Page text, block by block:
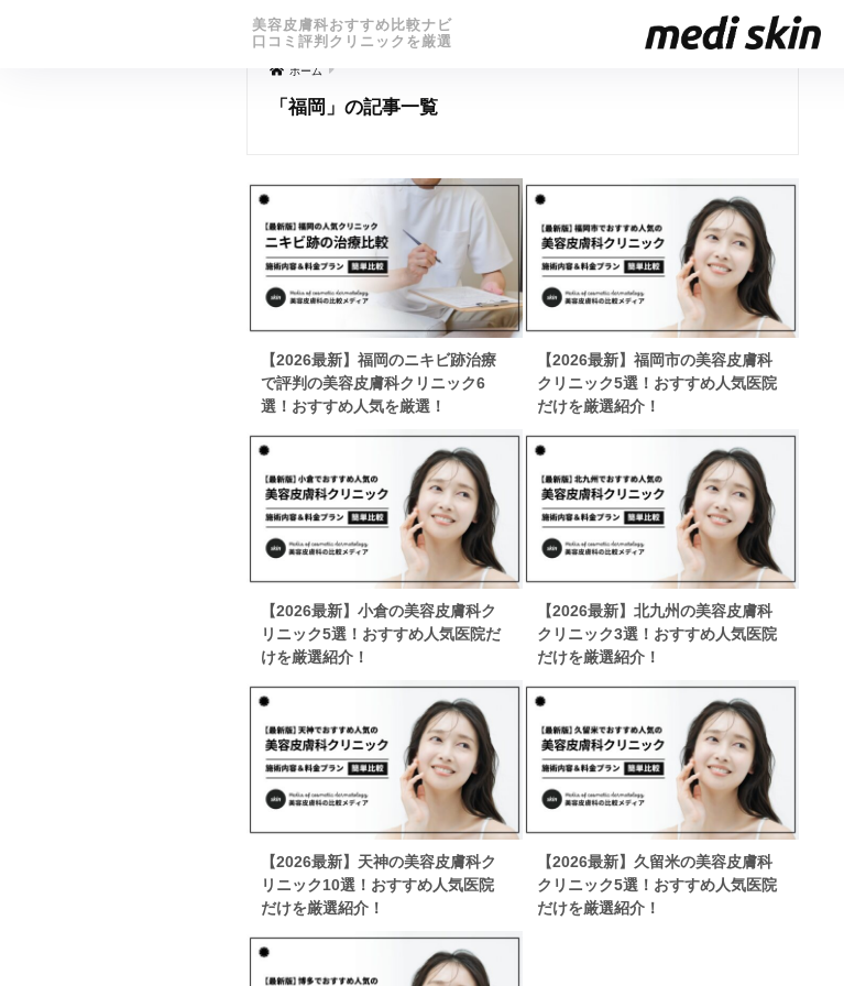
美容皮膚科おすすめ比較ナビ
口コミ評判クリニックを厳選
ホーム
「福岡」の記事一覧
【2026最新】福岡のニキビ跡治療
で評判の美容皮膚科クリニック6
選！おすすめ人気を厳選！
【2026最新】福岡市の美容皮膚科
クリニック5選！おすすめ人気医院
だけを厳選紹介！
【2026最新】小倉の美容皮膚科ク
リニック5選！おすすめ人気医院だ
けを厳選紹介！
【2026最新】北九州の美容皮膚科
クリニック3選！おすすめ人気医院
だけを厳選紹介！
【2026最新】天神の美容皮膚科ク
リニック10選！おすすめ人気医院
だけを厳選紹介！
【2026最新】久留米の美容皮膚科
クリニック5選！おすすめ人気医院
だけを厳選紹介！